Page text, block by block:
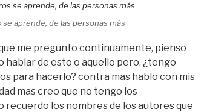
se aprende, de las personas más
me pregunto continuamente, pienso
hablar de esto o aquello pero, ¿tengo
para hacerlo? contra mas hablo con mis
mas creo que no tengo los
recuerdo los nombres de los autores que